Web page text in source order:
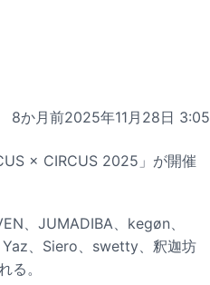
8か月前2025年11月28日 3:05
× CIRCUS 2025」が開催
、JUMADIBA、kegøn、
、Siero、swetty、釈迦坊
る。